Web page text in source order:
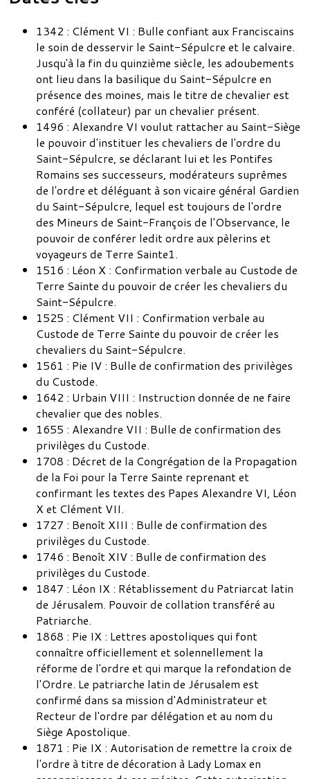
1342 : Clément VI : Bulle confiant aux Franciscains
le soin de desservir le Saint-Sépulcre et le calvaire.
Jusqu'à la fin du quinzième siècle, les adoubements
ont lieu dans la basilique du Saint-Sépulcre en
présence des moines, mais le titre de chevalier est
conféré (collateur) par un chevalier présent.
1496 : Alexandre VI voulut rattacher au Saint-Siège
le pouvoir d'instituer les chevaliers de l'ordre du
Saint-Sépulcre, se déclarant lui et les Pontifes
Romains ses successeurs, modérateurs suprêmes
de l'ordre et déléguant à son vicaire général Gardien
du Saint-Sépulcre, lequel est toujours de l'ordre
des Mineurs de Saint-François de l'Observance, le
pouvoir de conférer ledit ordre aux pèlerins et
voyageurs de Terre Sainte1.
1516 : Léon X : Confirmation verbale au Custode de
Terre Sainte du pouvoir de créer les chevaliers du
Saint-Sépulcre.
1525 : Clément VII : Confirmation verbale au
Custode de Terre Sainte du pouvoir de créer les
chevaliers du Saint-Sépulcre.
1561 : Pie IV : Bulle de confirmation des privilèges
du Custode.
1642 : Urbain VIII : Instruction donnée de ne faire
chevalier que des nobles.
1655 : Alexandre VII : Bulle de confirmation des
privilèges du Custode.
1708 : Décret de la Congrégation de la Propagation
de la Foi pour la Terre Sainte reprenant et
confirmant les textes des Papes Alexandre VI, Léon
X et Clément VII.
1727 : Benoît XIII : Bulle de confirmation des
privilèges du Custode.
1746 : Benoît XIV : Bulle de confirmation des
privilèges du Custode.
1847 : Léon IX : Rétablissement du Patriarcat latin
de Jérusalem. Pouvoir de collation transféré au
Patriarche.
1868 : Pie IX : Lettres apostoliques qui font
connaître officiellement et solennellement la
réforme de l'ordre et qui marque la refondation de
l'Ordre. Le patriarche latin de Jérusalem est
confirmé dans sa mission d'Administrateur et
Recteur de l'ordre par délégation et au nom du
Siège Apostolique.
1871 : Pie IX : Autorisation de remettre la croix de
l'ordre à titre de décoration à Lady Lomax en